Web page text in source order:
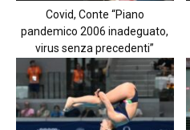
Covid, Conte “Piano
pandemico 2006 inadeguato,
virus senza precedenti”